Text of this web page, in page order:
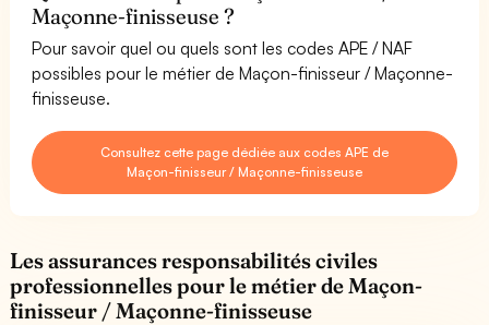
Maçonne-finisseuse ?
Pour savoir quel ou quels sont les codes APE / NAF
possibles pour le métier de Maçon-finisseur / Maçonne-
finisseuse.
Consultez cette page dédiée aux codes APE de
Maçon-finisseur / Maçonne-finisseuse
Les assurances responsabilités civiles
professionnelles pour le métier de Maçon-
finisseur / Maçonne-finisseuse